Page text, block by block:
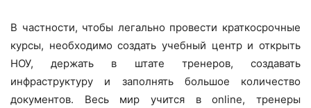
В частности, чтобы легально провести краткосрочные
курсы, необходимо создать учебный центр и открыть
НОУ, держать в штате тренеров, создавать
инфраструктуру и заполнять большое количество
документов. Весь мир учится в online, тренеры